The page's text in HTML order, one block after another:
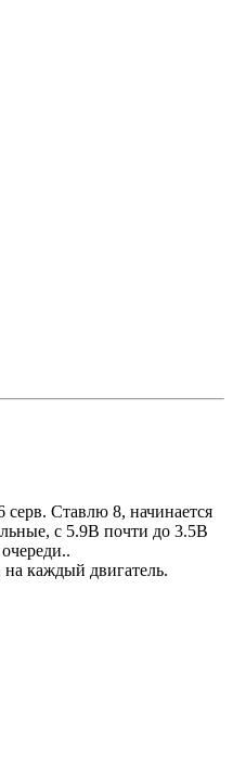
серв. Ставлю 8, начинается
с 5.9В почти до 3.5В
каждый двигатель.